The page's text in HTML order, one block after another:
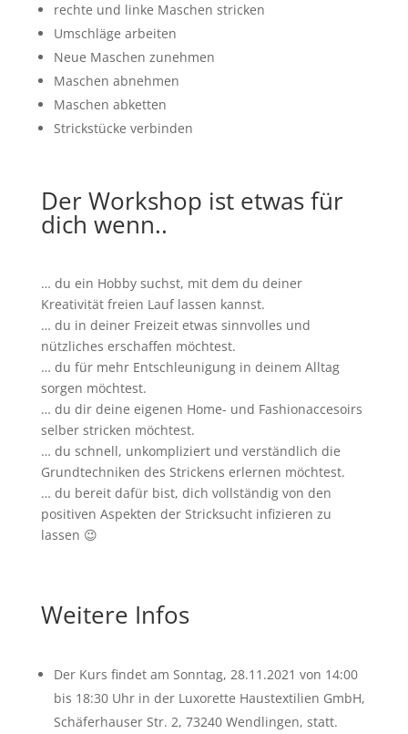
rechte und linke Maschen stricken
Umschläge arbeiten
Neue Maschen zunehmen
Maschen abnehmen
Maschen abketten
Strickstücke verbinden
Der Workshop ist etwas für
dich wenn..
… du ein Hobby suchst, mit dem du deiner
Kreativität freien Lauf lassen kannst.
… du in deiner Freizeit etwas sinnvolles und
nützliches erschaffen möchtest.
… du für mehr Entschleunigung in deinem Alltag
sorgen möchtest.
… du dir deine eigenen Home- und Fashionaccesoirs
selber stricken möchtest.
… du schnell, unkompliziert und verständlich die
Grundtechniken des Strickens erlernen möchtest.
… du bereit dafür bist, dich vollständig von den
positiven Aspekten der Stricksucht infizieren zu
lassen 😉
Weitere Infos
Der Kurs findet am Sonntag, 28.11.2021 von 14:00
bis 18:30 Uhr in der Luxorette Haustextilien GmbH,
Schäferhauser Str. 2, 73240 Wendlingen, statt.